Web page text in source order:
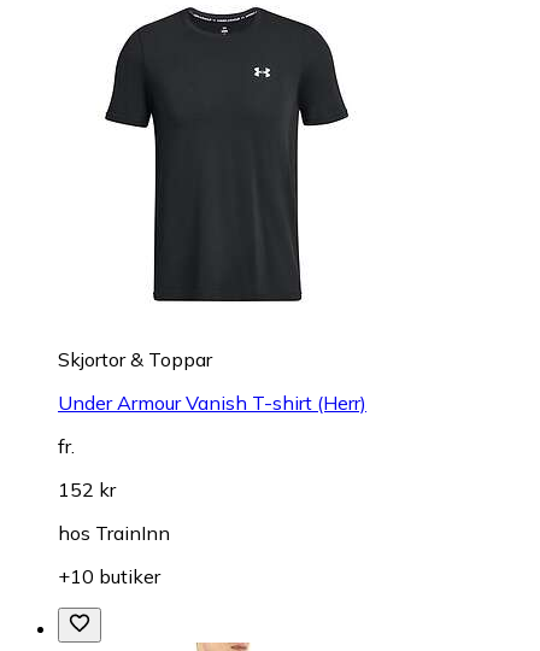
Skjortor & Toppar
Under Armour Vanish T-shirt (Herr)
fr.
152 kr
hos TrainInn
+10 butiker